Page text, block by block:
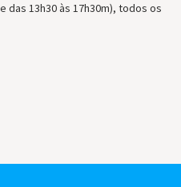
das 13h30 às 17h30m), todos os